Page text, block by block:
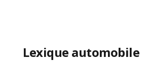
Lexique automobile